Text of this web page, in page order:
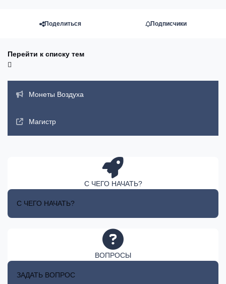
Поделиться Подписчики
Перейти к списку тем
Монеты Воздуха
Магистр
С ЧЕГО НАЧАТЬ?
С ЧЕГО НАЧАТЬ?
ВОПРОСЫ
ЗАДАТЬ ВОПРОС